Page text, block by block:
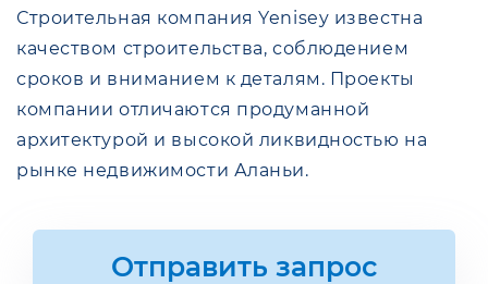
Строительная компания Yenisey известна
качеством строительства, соблюдением
сроков и вниманием к деталям. Проекты
компании отличаются продуманной
архитектурой и высокой ликвидностью на
рынке недвижимости Аланьи.
Отправить запрос